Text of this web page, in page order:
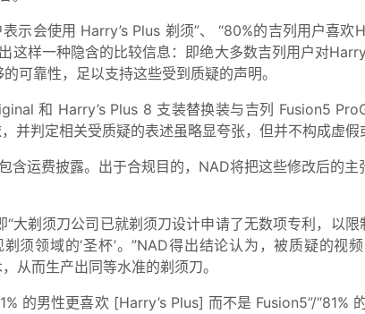
会使用 Harry’s Plus 剃须”、 “80%的吉列用户喜欢
这样一种隐含的比较信息：即绝大多数吉列用户对
可靠性，足以支持这些受到质疑的声明。
和 Harry’s Plus 8 支装替换装与吉列 Fusion5
并判定相关受质疑的表述虽略显夸张，但并不构成虚假
含运费披露。出于合规目的，NAD将把这些修改后的
大剃须刀公司已就剃须刀设计申请了无数项专利，以限
须领域的‘圣杯’。”NAD得出结论认为，被质疑的视
而生产出同等水准的剃须刀。
的男性更喜欢 [Harry’s Plus] 而不是 Fusion5”/“81%